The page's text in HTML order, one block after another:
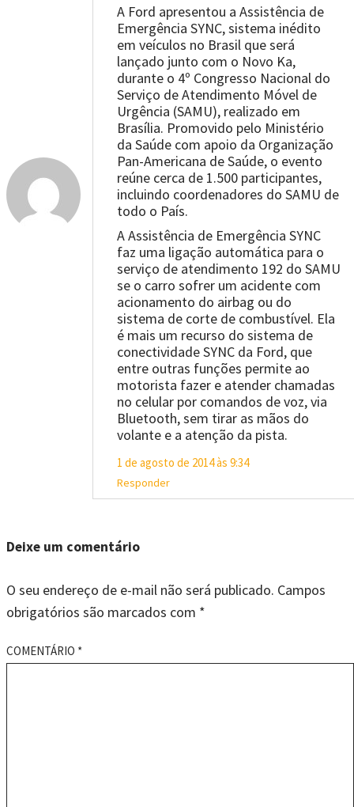
A Ford apresentou a Assistência de
Emergência SYNC, sistema inédito
em veículos no Brasil que será
lançado junto com o Novo Ka,
durante o 4º Congresso Nacional do
Serviço de Atendimento Móvel de
Urgência (SAMU), realizado em
Brasília. Promovido pelo Ministério
da Saúde com apoio da Organização
Pan-Americana de Saúde, o evento
reúne cerca de 1.500 participantes,
incluindo coordenadores do SAMU de
todo o País.
A Assistência de Emergência SYNC
faz uma ligação automática para o
serviço de atendimento 192 do SAMU
se o carro sofrer um acidente com
acionamento do airbag ou do
sistema de corte de combustível. Ela
é mais um recurso do sistema de
conectividade SYNC da Ford, que
entre outras funções permite ao
motorista fazer e atender chamadas
no celular por comandos de voz, via
Bluetooth, sem tirar as mãos do
volante e a atenção da pista.
1 de agosto de 2014 às 9:34
Responder
Deixe um comentário
O seu endereço de e-mail não será publicado. Campos
obrigatórios são marcados com *
COMENTÁRIO *